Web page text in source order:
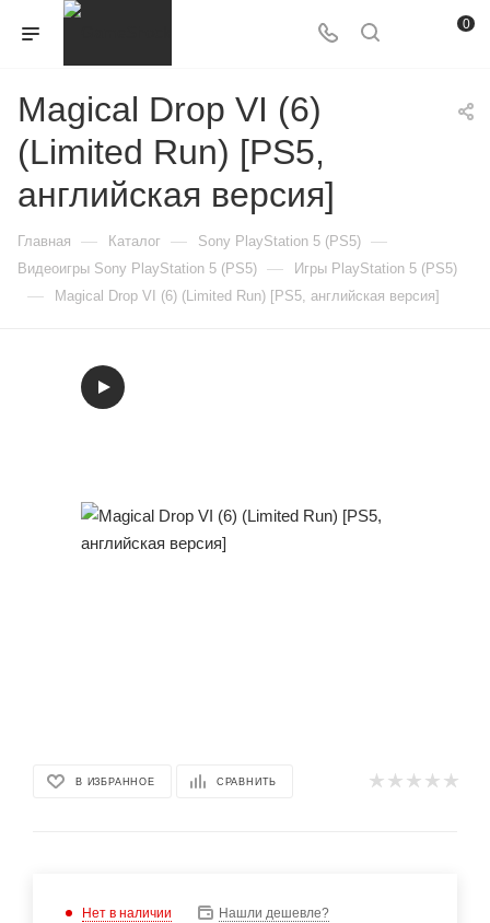
0
Magical Drop VI (6)
(Limited Run) [PS5,
английская версия]
Главная — Каталог — Sony PlayStation 5 (PS5) —
Видеоигры Sony PlayStation 5 (PS5) — Игры PlayStation 5 (PS5)
— Magical Drop VI (6) (Limited Run) [PS5, английская версия]
В ИЗБРАННОЕ СРАВНИТЬ
Нет в наличии Нашли дешевле?